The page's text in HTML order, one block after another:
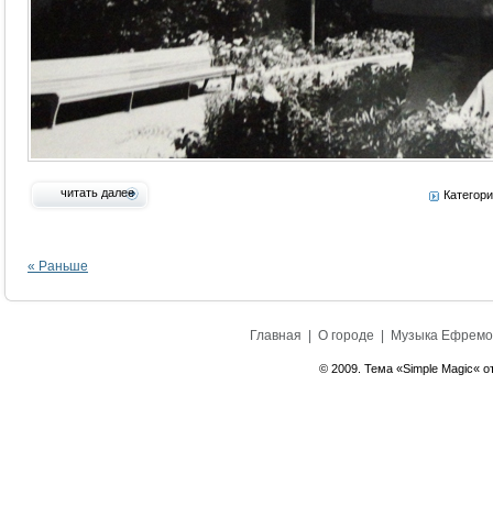
читать далее
« Раньше
Главная О городе Музыка
© 2009. Тема «Simple Magic«